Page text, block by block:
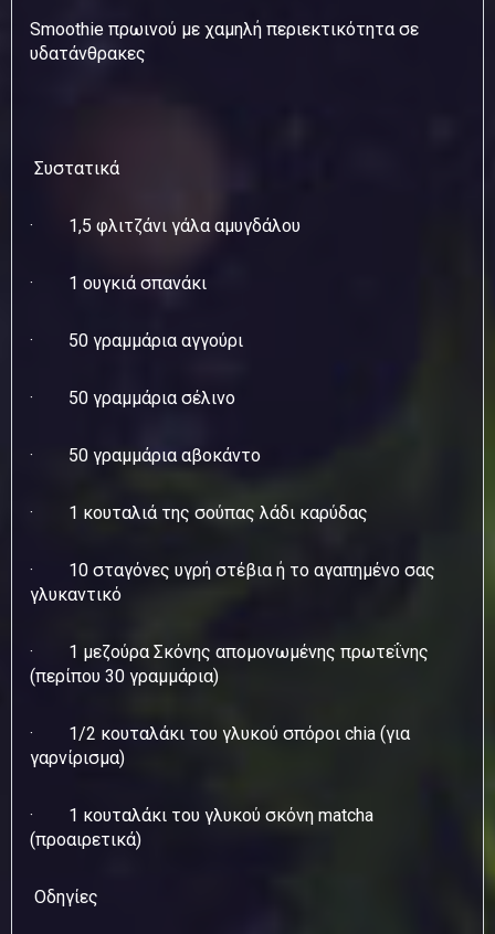
Smoothie πρωινού με χαμηλή περιεκτικότητα σε
υδατάνθρακες
Συστατικά
· 1,5 φλιτζάνι γάλα αμυγδάλου
· 1 ουγκιά σπανάκι
· 50 γραμμάρια αγγούρι
· 50 γραμμάρια σέλινο
· 50 γραμμάρια αβοκάντο
· 1 κουταλιά της σούπας λάδι καρύδας
· 10 σταγόνες υγρή στέβια ή το αγαπημένο σας
γλυκαντικό
· 1 μεζούρα Σκόνης απομονωμένης πρωτεΐνης
(περίπου 30 γραμμάρια)
· 1/2 κουταλάκι του γλυκού σπόροι chia (για
γαρνίρισμα)
· 1 κουταλάκι του γλυκού σκόνη matcha
(προαιρετικά)
Οδηγίες